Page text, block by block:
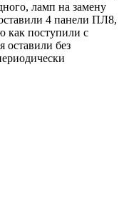
ламп на замену
4 панели ПЛ8,
как поступили с
оставили без